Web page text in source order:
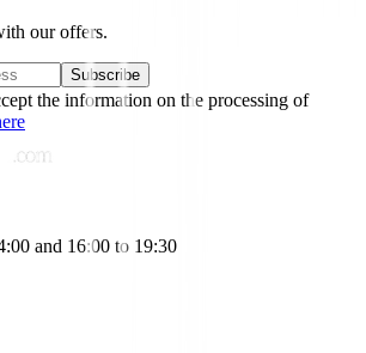
our offers.
Subscribe
the information on the processing of
and 16:00 to 19:30